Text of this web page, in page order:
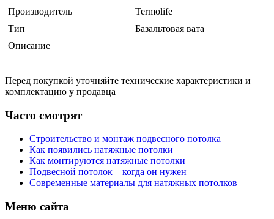
Производитель
Termolife
Тип
Базальтовая вата
Описание
Перед покупкой уточняйте технические характеристики и
комплектацию у продавца
Часто смотрят
Строительство и монтаж подвесного потолка
Как появились натяжные потолки
Как монтируются натяжные потолки
Подвесной потолок – когда он нужен
Современные материалы для натяжных потолков
Меню сайта